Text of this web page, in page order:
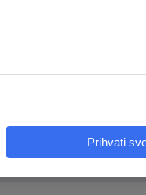
3520 cd/m²